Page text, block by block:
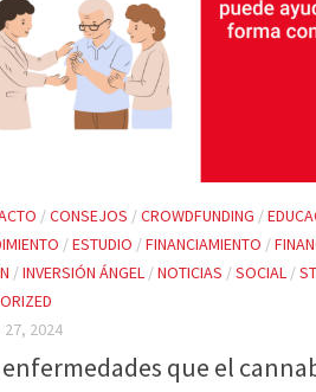
/CONSEJOS /CROWDFUNDING /
/ESTUDIO /FINANCIAMIENTO /
/INVERSIÓN ÁNGEL /NOTICIAS /SOCIAL /
27, 2024
que el